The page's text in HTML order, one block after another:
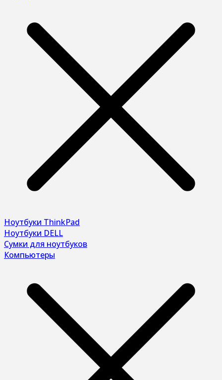
Ноутбуки ThinkPad
Ноутбуки DELL
Сумки для ноутбуков
Компьютеры